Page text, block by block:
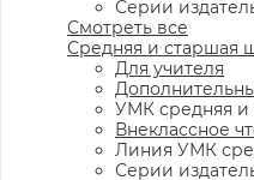
Серии
Смотреть все
Средняя и старшая
Для учителя
УМК средняя и
Внеклассное
Линия УМК
Серии